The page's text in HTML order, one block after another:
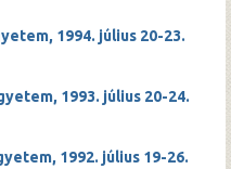
1994. július 20-23.
1993. július 20-24.
1992. július 19-26.